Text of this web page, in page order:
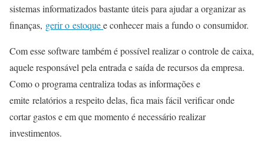
sistemas informatizados bastante úteis para ajudar a organizar as
finanças, gerir o estoquee conhecer mais a fundo o consumidor.
Com esse software também é possível realizar o controle de caixa,
aquele responsável pela entrada e saída de recursos da empresa.
Como o programa centraliza todas as informações e
emite relatórios a respeito delas, fica mais fácil verificar onde
cortar gastos e em que momento é necessário realizar
investimentos.